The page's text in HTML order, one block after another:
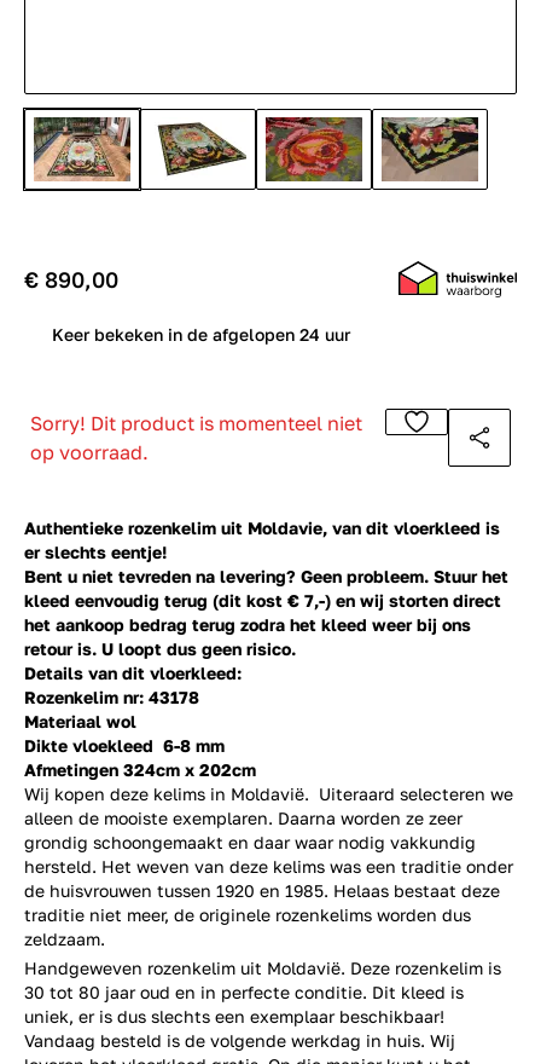
Authentieke rozenkelim uit Moldavie, van dit vloerkleed is
er slechts eentje!
Bent u niet tevreden na levering? Geen probleem. Stuur het
kleed eenvoudig terug (dit kost € 7,-) en wij storten direct
het aankoop bedrag terug zodra het kleed weer bij ons
retour is. U loopt dus geen risico.
Details van dit vloerkleed:
Rozenkelim nr: 43178
Materiaal wol
Dikte vloekleed 6-8 mm
Afmetingen 324cm x 202cm
Wij kopen deze kelims in Moldavië. Uiteraard selecteren we
alleen de mooiste exemplaren. Daarna worden ze zeer
grondig schoongemaakt en daar waar nodig vakkundig
hersteld. Het weven van deze kelims was een traditie onder
de huisvrouwen tussen 1920 en 1985. Helaas bestaat deze
traditie niet meer, de originele rozenkelims worden dus
zeldzaam.
€ 890,00
Keer bekeken in de afgelopen 24 uur
Sorry! Dit product is momenteel niet
op voorraad.
Handgeweven rozenkelim uit Moldavië. Deze rozenkelim is
30 tot 80 jaar oud en in perfecte conditie. Dit kleed is
uniek, er is dus slechts een exemplaar beschikbaar!
Vandaag besteld is de volgende werkdag in huis. Wij